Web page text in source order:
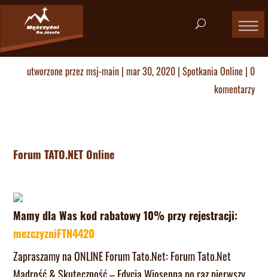
utworzone przezmsj-main| mar 30, 2020| Spotkania Online | 0
komentarzy
Forum TATO.NET Online
Mamy dla Was kod rabatowy 10% przy rejestracji:
mezczyzniFTN4420
Zapraszamy na ONLINE Forum Tato.Net: Forum Tato.Net